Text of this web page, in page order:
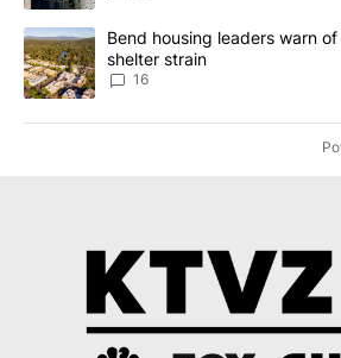
A trending article titled "Bend housing
Bend housing leaders warn
shelter strain
16